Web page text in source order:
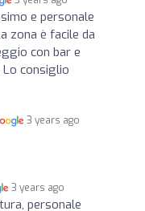
e personale
zona è facile da
con bar e
consiglio
3 years ago
3 years ago
personale